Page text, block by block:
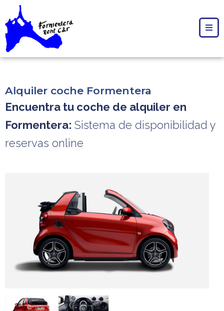
Alquiler coche Formentera
Encuentra tu coche de alquiler en
Formentera: Sistema de disponibilidad y
reservas online